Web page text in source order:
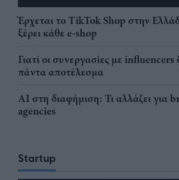
Έρχεται το TikTok Shop στην
ξέρει κάθε e-shop
Γιατί οι συνεργασίες με
πάντα αποτέλεσμα
AI στη διαφήμιση: Τι αλλάζει για
agencies
Startup